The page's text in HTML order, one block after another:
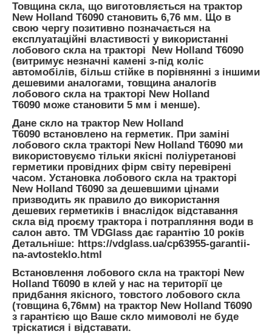
Товщина скла, що виготовляється на трактор
New Holland T6090 становить 6,76 мм. Що в
свою чергу позитивно позначається на
експлуатаційні властивості у використанні
лобового скла на тракторі New Holland T6090
(витримує незначні камені з-під коліс
автомобілів, більш стійке в порівнянні з іншими
дешевими аналогами, товщина аналогів
лобового скла на тракторі New Holland
T6090 може становити 5 мм і менше).
Дане скло на трактор New Holland
T6090 встановлено на герметик. При заміні
лобового скла тракторі New Holland T6090 ми
використовуємо тільки якісні поліуретанові
герметики провідних фірм світу перевірені
часом. Установка лобового скла на тракторі
New Holland T6090 за дешевшими цінами
призводить як правило до використання
дешевих герметиків і внаслідок відставання
скла від проєму трактора і потрапляння води в
салон авто. TM VDGlass дає гарантію 10 років
Детальніше: https://vdglass.ua/cp63955-garantii-
na-avtosteklo.html
Встановлення лобового скла на тракторі New
Holland T6090 в клей у нас на території це
придбання якісного, товстого лобового скла
(товщина 6,76мм) на трактор New Holland T6090
з гарантією що Ваше скло мимоволі не буде
тріскатися і відставати.